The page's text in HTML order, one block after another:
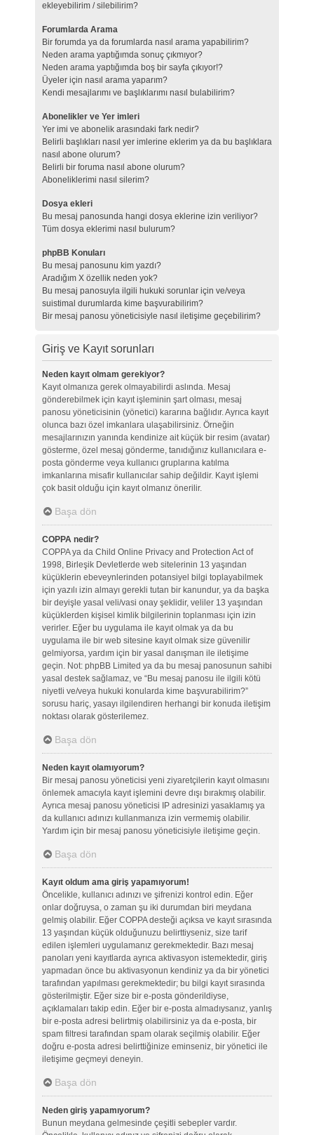
ekleyebilirim / silebilirim?
Forumlarda Arama
Bir forumda ya da forumlarda nasıl arama yapabilirim?
Neden arama yaptığımda sonuç çıkmıyor?
Neden arama yaptığımda boş bir sayfa çıkıyor!?
Üyeler için nasıl arama yaparım?
Kendi mesajlarımı ve başlıklarımı nasıl bulabilirim?
Abonelikler ve Yer imleri
Yer imi ve abonelik arasındaki fark nedir?
Belirli başlıkları nasıl yer imlerine eklerim ya da bu başlıklara
nasıl abone olurum?
Belirli bir foruma nasıl abone olurum?
Aboneliklerimi nasıl silerim?
Dosya ekleri
Bu mesaj panosunda hangi dosya eklerine izin veriliyor?
Tüm dosya eklerimi nasıl bulurum?
phpBB Konuları
Bu mesaj panosunu kim yazdı?
Aradığım X özellik neden yok?
Bu mesaj panosuyla ilgili hukuki sorunlar için ve/veya
suistimal durumlarda kime başvurabilirim?
Bir mesaj panosu yöneticisiyle nasıl iletişime geçebilirim?
Giriş ve Kayıt sorunları
Neden kayıt olmam gerekiyor?
Kayıt olmanıza gerek olmayabilirdi aslında. Mesaj
gönderebilmek için kayıt işleminin şart olması, mesaj
panosu yöneticisinin (yönetici) kararına bağlıdır. Ayrıca kayıt
olunca bazı özel imkanlara ulaşabilirsiniz. Örneğin
mesajlarınızın yanında kendinize ait küçük bir resim (avatar)
gösterme, özel mesaj gönderme, tanıdığınız kullanıcılara e-
posta gönderme veya kullanıcı gruplarına katılma
imkanlarına misafir kullanıcılar sahip değildir. Kayıt işlemi
çok basit olduğu için kayıt olmanız önerilir.
Başa dön
COPPA nedir?
COPPA ya da Child Online Privacy and Protection Act of
1998, Birleşik Devletlerde web sitelerinin 13 yaşından
küçüklerin ebeveynlerinden potansiyel bilgi toplayabilmek
için yazılı izin almayı gerekli tutan bir kanundur, ya da başka
bir deyişle yasal veli/vasi onay şeklidir, veliler 13 yaşından
küçüklerden kişisel kimlik bilgilerinin toplanması için izin
verirler. Eğer bu uygulama ile kayıt olmak ya da bu
uygulama ile bir web sitesine kayıt olmak size güvenilir
gelmiyorsa, yardım için bir yasal danışman ile iletişime
geçin. Not: phpBB Limited ya da bu mesaj panosunun sahibi
yasal destek sağlamaz, ve “Bu mesaj panosu ile ilgili kötü
niyetli ve/veya hukuki konularda kime başvurabilirim?”
sorusu hariç, yasayı ilgilendiren herhangi bir konuda iletişim
noktası olarak gösterilemez.
Başa dön
Neden kayıt olamıyorum?
Bir mesaj panosu yöneticisi yeni ziyaretçilerin kayıt olmasını
önlemek amacıyla kayıt işlemini devre dışı bırakmış olabilir.
Ayrıca mesaj panosu yöneticisi IP adresinizi yasaklamış ya
da kullanıcı adınızı kullanmanıza izin vermemiş olabilir.
Yardım için bir mesaj panosu yöneticisiyle iletişime geçin.
Başa dön
Kayıt oldum ama giriş yapamıyorum!
Öncelikle, kullanıcı adınızı ve şifrenizi kontrol edin. Eğer
onlar doğruysa, o zaman şu iki durumdan biri meydana
gelmiş olabilir. Eğer COPPA desteği açıksa ve kayıt sırasında
13 yaşından küçük olduğunuzu belirttiyseniz, size tarif
edilen işlemleri uygulamanız gerekmektedir. Bazı mesaj
panoları yeni kayıtlarda ayrıca aktivasyon istemektedir, giriş
yapmadan önce bu aktivasyonun kendiniz ya da bir yönetici
tarafından yapılması gerekmektedir; bu bilgi kayıt sırasında
gösterilmiştir. Eğer size bir e-posta gönderildiyse,
açıklamaları takip edin. Eğer bir e-posta almadıysanız, yanlış
bir e-posta adresi belirtmiş olabilirsiniz ya da e-posta, bir
spam filtresi tarafından spam olarak seçilmiş olabilir. Eğer
doğru e-posta adresi belirttiğinize eminseniz, bir yönetici ile
iletişime geçmeyi deneyin.
Başa dön
Neden giriş yapamıyorum?
Bunun meydana gelmesinde çeşitli sebepler vardır.